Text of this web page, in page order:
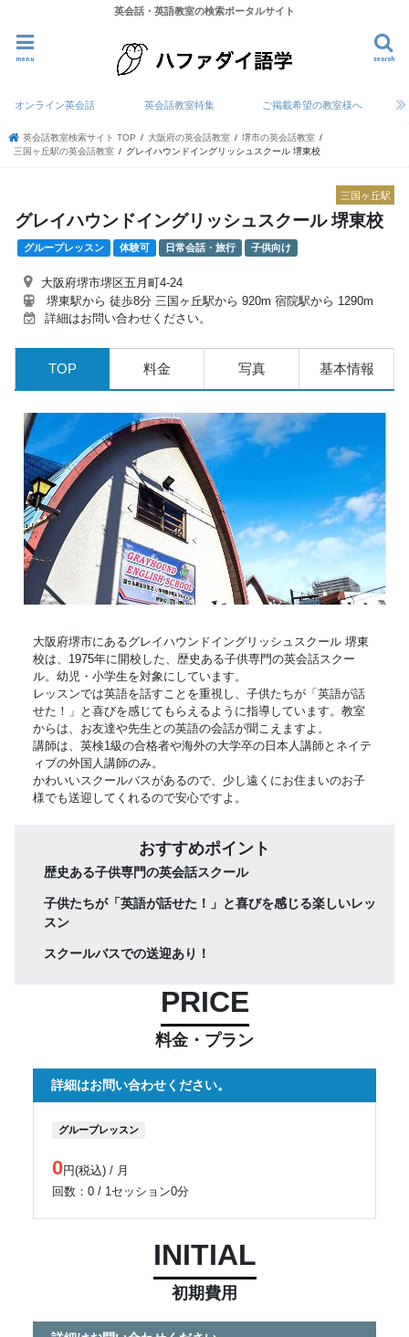
英会話・英語教室の検索ポータルサイト
search
menu
オンライン英会話 英会話教室特集 ご掲載希望の教室様へ
英会話教室検索サイト TOP 大阪府の英会話教室
堺市の英会話教室
三国ヶ丘駅の英会話教室
グレイハウンドイングリッシュスクール 堺東校
三国ヶ丘駅
グレイハウンドイングリッシュスクール 堺東校
グループレッスン 体験可 日常会話・旅行 子供向け
大阪府堺市堺区五月町4-24
堺東駅から 徒歩8分 三国ヶ丘駅から 920m 宿院駅から 1290m
詳細はお問い合わせください。
TOP 料金 写真 基本情報
大阪府堺市にあるグレイハウンドイングリッシュスクール 堺東
校は、1975年に開校した、歴史ある子供専門の英会話スクー
ル。幼児・小学生を対象にしています。
レッスンでは英語を話すことを重視し、子供たちが「英語が話
せた！」と喜びを感じてもらえるように指導しています。教室
からは、お友達や先生との英語の会話が聞こえますよ。
講師は、英検1級の合格者や海外の大学卒の日本人講師とネイテ
ィブの外国人講師のみ。
かわいいスクールバスがあるので、少し遠くにお住まいのお子
様でも送迎してくれるので安心ですよ。
おすすめポイント
歴史ある子供専門の英会話スクール
子供たちが「英語が話せた！」と喜びを感じる楽しいレッ
スン
スクールバスでの送迎あり！
PRICE
料金・プラン
詳細はお問い合わせください。
グループレッスン
0円(税込) / 月
回数：0 / 1セッション0分
INITIAL
初期費用